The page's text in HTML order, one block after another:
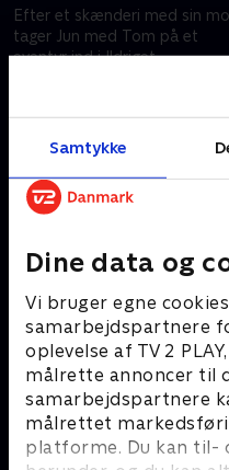
Samtykke
Dine data og
Vi bruger egne
samarbejdspartnere
oplevelse af TV 2
målrette annoncer til
samarbejdspartnere
målrettet
platforme. Du kan til-
Efter et skænderi med sin
tager Jun med Tom på et
eventyr ind i Ildriget.
Andre så også
F for får
Børneserier • 5 sæsoner